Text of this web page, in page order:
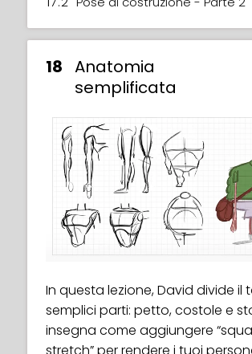
18 Anatomia
semplificata
In questa lezione, David divide il
semplici parti: petto, costole e
insegna come aggiungere